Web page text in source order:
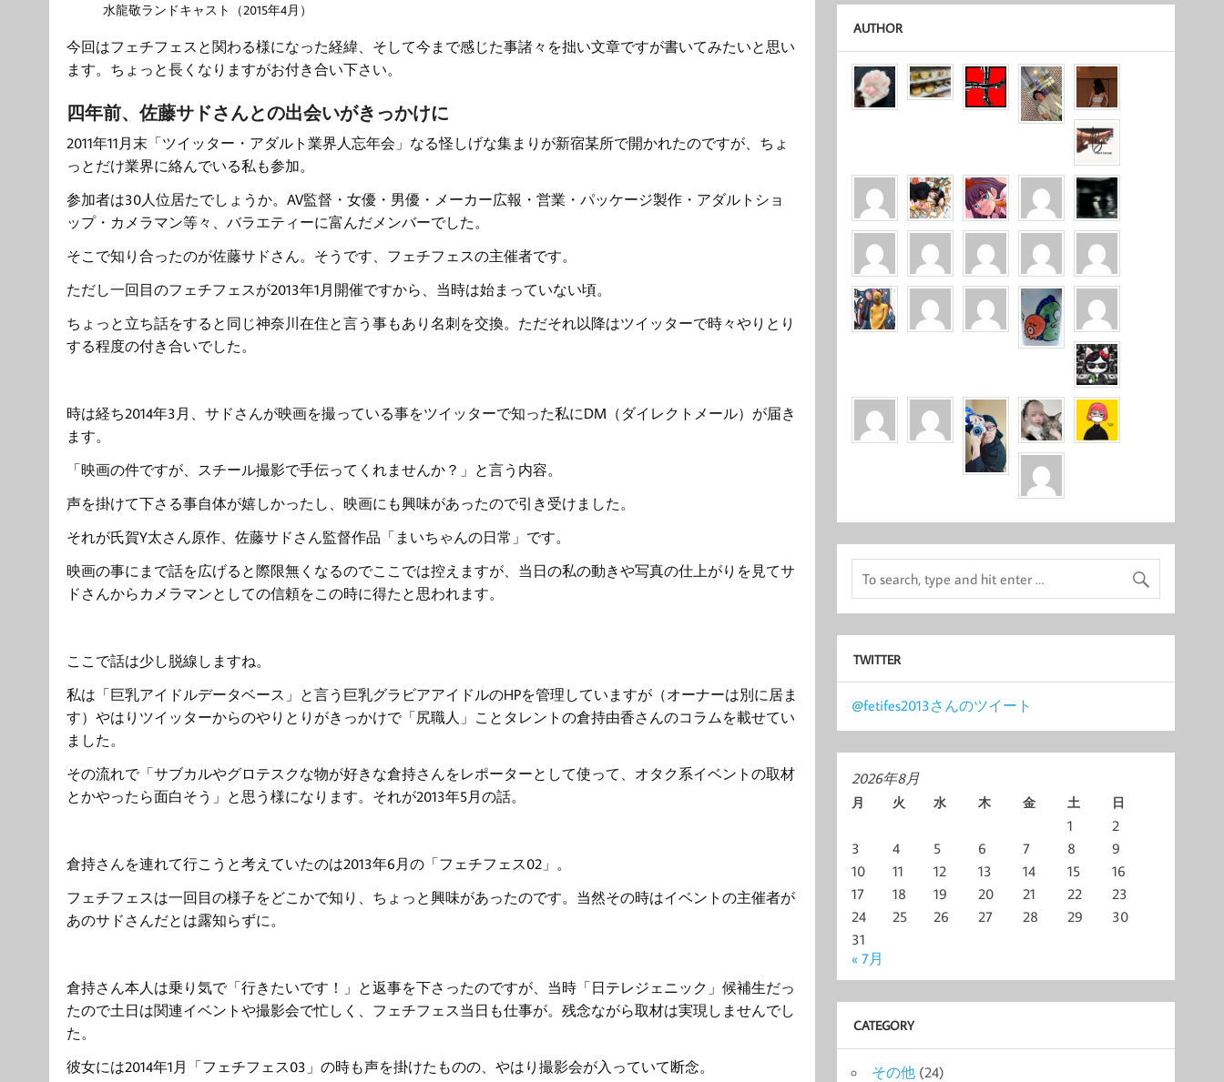
水龍敬ランドキャスト（2015年4月）
今回はフェチフェスと関わる様になった経緯、そして今まで感じた事諸々を拙い文章ですが書いてみたいと思い
ます。ちょっと長くなりますがお付き合い下さい。
四年前、佐藤サドさんとの出会いがきっかけに
2011年11月末「ツイッター・アダルト業界人忘年会」なる怪しげな集まりが新宿某所で開かれたのですが、ちょ
っとだけ業界に絡んでいる私も参加。
参加者は30人位居たでしょうか。AV監督・女優・男優・メーカー広報・営業・パッケージ製作・アダルトショ
ップ・カメラマン等々、バラエティーに富んだメンバーでした。
そこで知り合ったのが佐藤サドさん。そうです、フェチフェスの主催者です。
ただし一回目のフェチフェスが2013年1月開催ですから、当時は始まっていない頃。
ちょっと立ち話をすると同じ神奈川在住と言う事もあり名刺を交換。ただそれ以降はツイッターで時々やりとり
する程度の付き合いでした。
時は経ち2014年3月、サドさんが映画を撮っている事をツイッターで知った私にDM（ダイレクトメール）が届き
ます。
「映画の件ですが、スチール撮影で手伝ってくれませんか？」と言う内容。
声を掛けて下さる事自体が嬉しかったし、映画にも興味があったので引き受けました。
それが氏賀Y太さん原作、佐藤サドさん監督作品「まいちゃんの日常」です。
映画の事にまで話を広げると際限無くなるのでここでは控えますが、当日の私の動きや写真の仕上がりを見てサ
ドさんからカメラマンとしての信頼をこの時に得たと思われます。
ここで話は少し脱線しますね。
私は「巨乳アイドルデータベース」と言う巨乳グラビアアイドルのHPを管理していますが（オーナーは別に居ま
す）やはりツイッターからのやりとりがきっかけで「尻職人」ことタレントの倉持由香さんのコラムを載せてい
ました。
その流れで「サブカルやグロテスクな物が好きな倉持さんをレポーターとして使って、オタク系イベントの取材
とかやったら面白そう」と思う様になります。それが2013年5月の話。
倉持さんを連れて行こうと考えていたのは2013年6月の「フェチフェス02」。
フェチフェスは一回目の様子をどこかで知り、ちょっと興味があったのです。当然その時はイベントの主催者が
あのサドさんだとは露知らずに。
倉持さん本人は乗り気で「行きたいです！」と返事を下さったのですが、当時「日テレジェニック」候補生だっ
たので土日は関連イベントや撮影会で忙しく、フェチフェス当日も仕事が。残念ながら取材は実現しませんでし
た。
彼女には2014年1月「フェチフェス03」の時も声を掛けたものの、やはり撮影会が入っていて断念。
AUTHOR
TWITTER
@fetifes2013さんのツイート
2026年8月
月 火 水 木 金 土 日
1
2
3
4 5 6 7 8
9
10
11 12 13 14 15
16
17
18 19 20 21 22
23
24
25 26 27 28 29
30
31
« 7月
CATEGORY
その他 (24)